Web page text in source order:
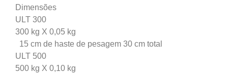
Dimensões
ULT 300
300 kg X 0,05 kg
15 cm de haste de pesagem 30 cm total
ULT 500
500 kg X 0,10 kg